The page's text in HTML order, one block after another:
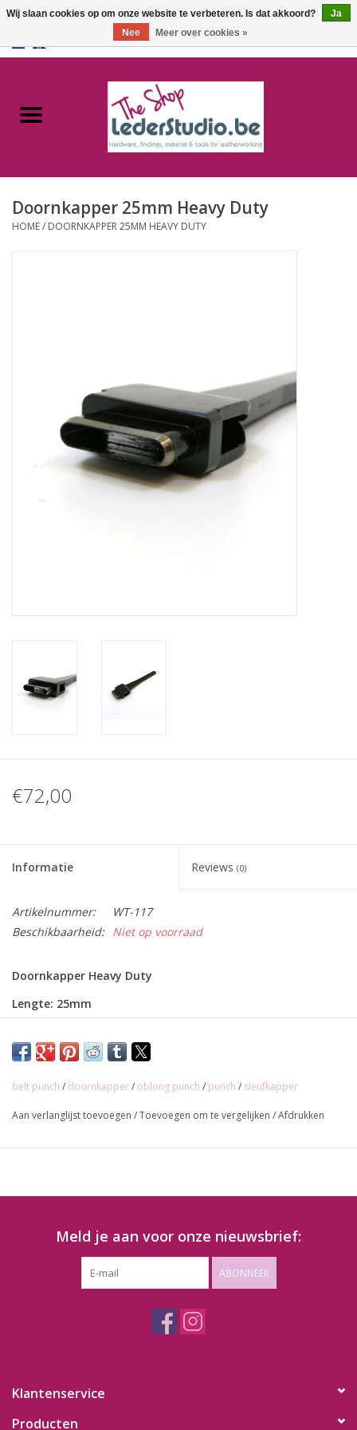
Catalogus
FAQ
Doornkapper 25mm Heavy Duty
HOME/ DOORNKAPPER 25MM HEAVY DUTY
€72,00
Informatie Reviews (0)
Artikelnummer:
WT-117
Beschikbaarheid: Niet op voorraad
Doornkapper Heavy Duty
Lengte: 25mm
belt punch / doornkapper/ oblong punch / punch / sleufkapper
Aan verlanglijst toevoegen /Toevoegen om te vergelijken /Afdrukken
Meld je aan voor onze nieuwsbrief:
ABONNEER
Klantenservice
Producten
Wij slaan cookies op om onze website te verbeteren. Is dat akkoord?
Ja
Nee
Meer over cookies »